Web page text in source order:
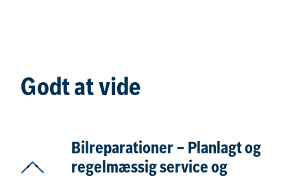
Godt at vide
Bilreparationer – Planlagt og
regelmæssig service og